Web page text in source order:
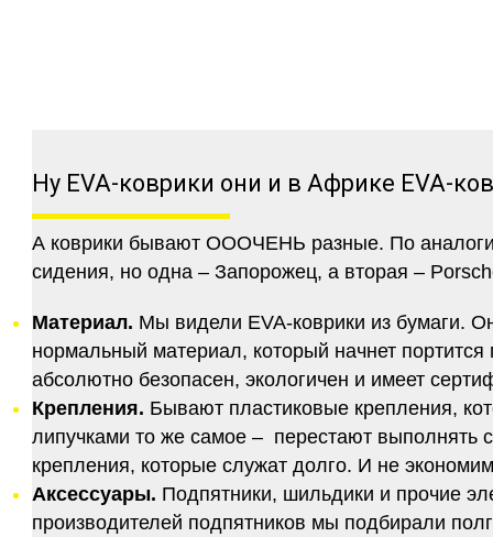
Ну EVA-коврики они и в Африке EVA-
А коврики бывают ОООЧЕНЬ разные. По
сидения, но одна – Запорожец, а вторая –
Материал. Мы видели EVA-коврики из бумаги.
нормальный материал, который начнет
абсолютно безопасен, экологичен и имеет
Крепления. Бывают пластиковые крепления,
липучками то же самое – перестают
крепления, которые служат долго. И не
Аксессуары. Подпятники, шильдики и прочие
производителей подпятников мы подбирали